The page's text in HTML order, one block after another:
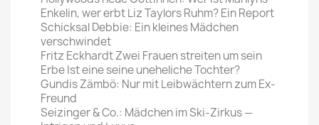
Enkelin, wer erbt Liz Taylors Ruhm? Ein Report
Schicksal Debbie: Ein kleines Mädchen
verschwindet
Fritz Eckhardt Zwei Frauen streiten um sein
Erbe Ist eine seine uneheliche Tochter?
Gundis Zämbö: Nur mit Leibwächtern zum Ex-
Freund
Seizinger & Co.: Mädchen im Ski-Zirkus —